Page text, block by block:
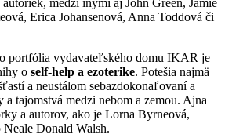
Erica Johansenová, Anna Toddová či
portfólia vydavateľského domu IKAR je
o self-help a ezoterike. Potešia najmä
a neustálom sebazdokonaľovaní a
a tajomstvá medzi nebom a zemou. Ajna
a autorov, ako je Lorna Byrneová,
Donald Walsh.